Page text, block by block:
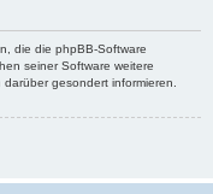
die die phpBB-Software
seiner Software weitere
gesondert informieren.